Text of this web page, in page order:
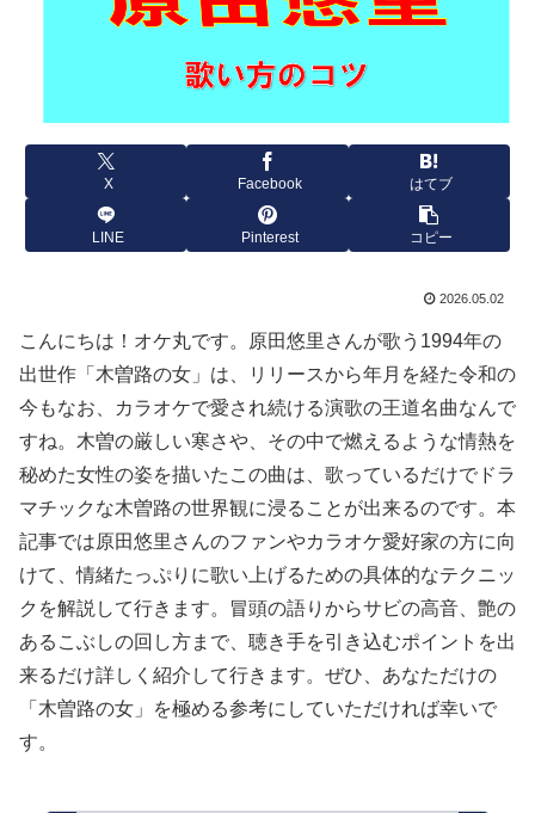
X Facebook はてブ
LINE Pinterest コピー
2026.05.02
こんにちは！オケ丸です。原田悠里さんが歌う1994年の
出世作「木曽路の女」は、リリースから年月を経た令和の
今もなお、カラオケで愛され続ける演歌の王道名曲なんで
すね。木曽の厳しい寒さや、その中で燃えるような情熱を
秘めた女性の姿を描いたこの曲は、歌っているだけでドラ
マチックな木曽路の世界観に浸ることが出来るのです。本
記事では原田悠里さんのファンやカラオケ愛好家の方に向
けて、情緒たっぷりに歌い上げるための具体的なテクニッ
クを解説して行きます。冒頭の語りからサビの高音、艶の
あるこぶしの回し方まで、聴き手を引き込むポイントを出
来るだけ詳しく紹介して行きます。ぜひ、あなただけの
「木曽路の女」を極める参考にしていただければ幸いで
す。